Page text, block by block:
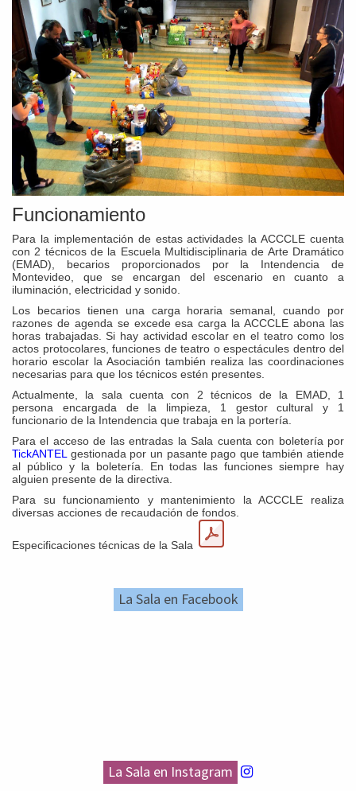
Funcionamiento
Para la implementación de estas actividades la ACCCLE cuenta
con 2 técnicos de la Escuela Multidisciplinaria de Arte Dramático
(EMAD), becarios proporcionados por la Intendencia de
Montevideo, que se encargan del escenario en cuanto a
iluminación, electricidad y sonido.
Los becarios tienen una carga horaria semanal, cuando por
razones de agenda se excede esa carga la ACCCLE abona las
horas trabajadas. Si hay actividad escolar en el teatro como los
actos protocolares, funciones de teatro o espectácules dentro del
horario escolar la Asociación también realiza las coordinaciones
necesarias para que los técnicos estén presentes.
Actualmente, la sala cuenta con 2 técnicos de la EMAD, 1
persona encargada de la limpieza, 1 gestor cultural y 1
funcionario de la Intendencia que trabaja en la portería.
Para el acceso de las entradas la Sala cuenta con boletería por
TickANTEL gestionada por un pasante pago que también atiende
al público y la boletería. En todas las funciones siempre hay
alguien presente de la directiva.
Para su funcionamiento y mantenimiento la ACCCLE realiza
diversas acciones de recaudación de fondos.
Especificaciones técnicas de la Sala
La Sala en Facebook
La Sala en Instagram